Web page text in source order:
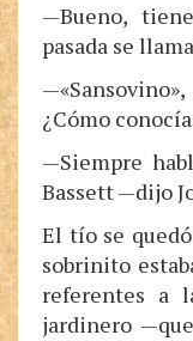
—Bueno,
pasada se
¿Cómo
—Siempre
Bassett —dijo
El tío se
sobrinito
referentes a
jardinero